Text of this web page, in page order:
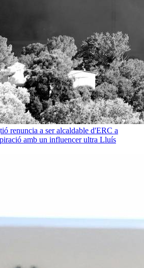
renuncia a ser alcaldable d'ERC a
amb un influencer ultra Lluís